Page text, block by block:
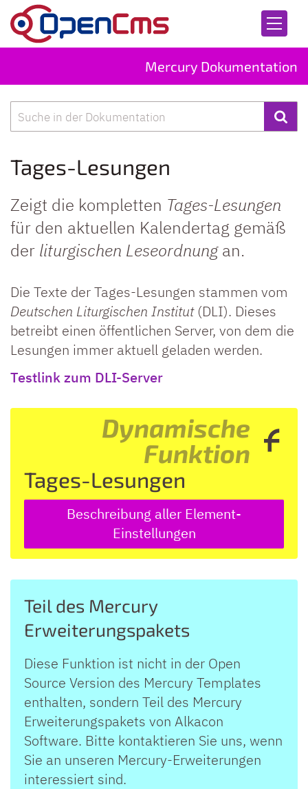
Zum Inhalt springen
Mercury Dokumentation
Tages-Lesungen
Zeigt die kompletten Tages-Lesungen
für den aktuellen Kalendertag gemäß
der liturgischen Leseordnungan.
Die Texte der Tages-Lesungen stammen vom
Deutschen Liturgischen Institut(DLI). Dieses
betreibt einen öffentlichen Server, von dem die
Lesungen immer aktuell geladen werden.
Testlink zum DLI-Server
Dynamische
Funktion
Tages-Lesungen
Beschreibung aller Element-
Einstellungen
Teil des Mercury
Erweiterungspakets
Diese Funktion ist nicht in der Open
Source Version des Mercury Templates
enthalten, sondern Teil des Mercury
Erweiterungspakets von Alkacon
Software. Bitte kontaktieren Sie uns, wenn
Sie an unseren Mercury-Erweiterungen
interessiert sind.
Suche